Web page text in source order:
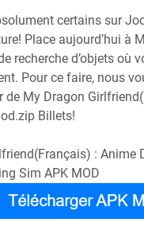
certains sur
Place aujourd’hui à
recherche d’objets où
Pour ce faire, nous
de My Dragon
Billets!
:
Sim APK MOD